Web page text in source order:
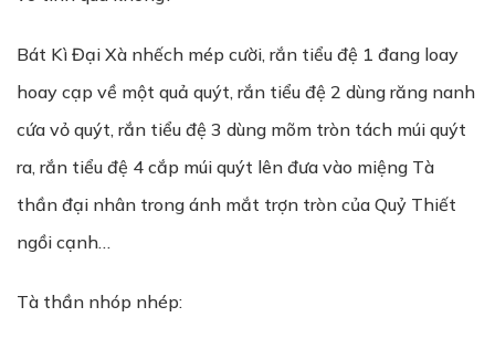
Bát Kì Đại Xà nhếch mép cười, rắn tiểu đệ 1 đang loay
hoay cạp về một quả quýt, rắn tiểu đệ 2 dùng răng nanh
cứa vỏ quýt, rắn tiểu đệ 3 dùng mõm tròn tách múi quýt
ra, rắn tiểu đệ 4 cắp múi quýt lên đưa vào miệng Tà
thần đại nhân trong ánh mắt trợn tròn của Quỷ Thiết
ngồi cạnh…
Tà thần nhóp nhép: